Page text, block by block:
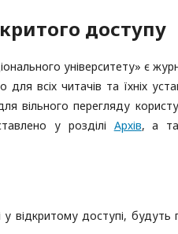
доступу
університету» є
всіх читачів та їхніх
вільного перегляду
у розділі Архів, а
у відкритому доступі,